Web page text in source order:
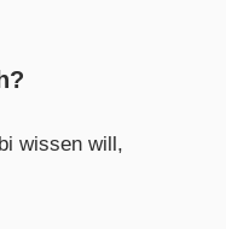
wissen will,